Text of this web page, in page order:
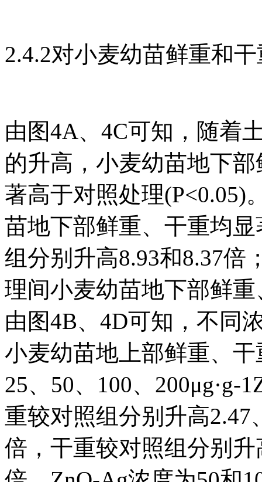
2.4.2对小麦幼苗鲜重和
由图4A、4C可知，随着
的升高，小麦幼苗地下
著高于对照处理(P<0.05)
苗地下部鲜重、干重均
组分别升高8.93和8.37倍
理间小麦幼苗地下部鲜
由图4B、4D可知，不同
小麦幼苗地上部鲜重、
25、50、100、200μg·g-
重较对照组分别升高2.47
倍，干重较对照组分别升